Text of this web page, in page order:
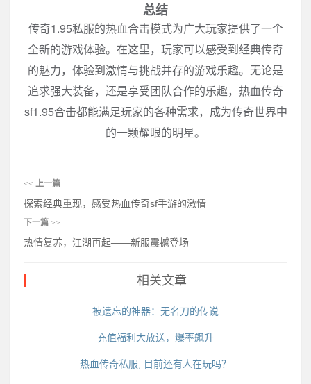
总结
传奇1.95私服的热血合击模式为广大玩家提供了一个
全新的游戏体验。在这里，玩家可以感受到经典传奇
的魅力，体验到激情与挑战并存的游戏乐趣。无论是
追求强大装备，还是享受团队合作的乐趣，热血传奇
sf1.95合击都能满足玩家的各种需求，成为传奇世界中
的一颗耀眼的明星。
<< 上一篇
探索经典重现，感受热血传奇sf手游的激情
下一篇 >>
热情复苏，江湖再起——新服震撼登场
相关文章
被遗忘的神器：无名刀的传说
充值福利大放送，爆率飙升
热血传奇私服, 目前还有人在玩吗？